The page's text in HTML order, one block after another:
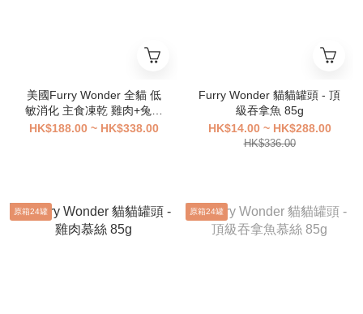
美國Furry Wonder 全貓 低
敏消化 主食凍乾 雞肉+兔肉
味 8oz/16oz
HK$188.00 ~ HK$338.00
Furry Wonder 貓貓罐頭 - 頂
級吞拿魚 85g
HK$14.00 ~ HK$288.00
HK$336.00
原箱24罐 原箱24罐